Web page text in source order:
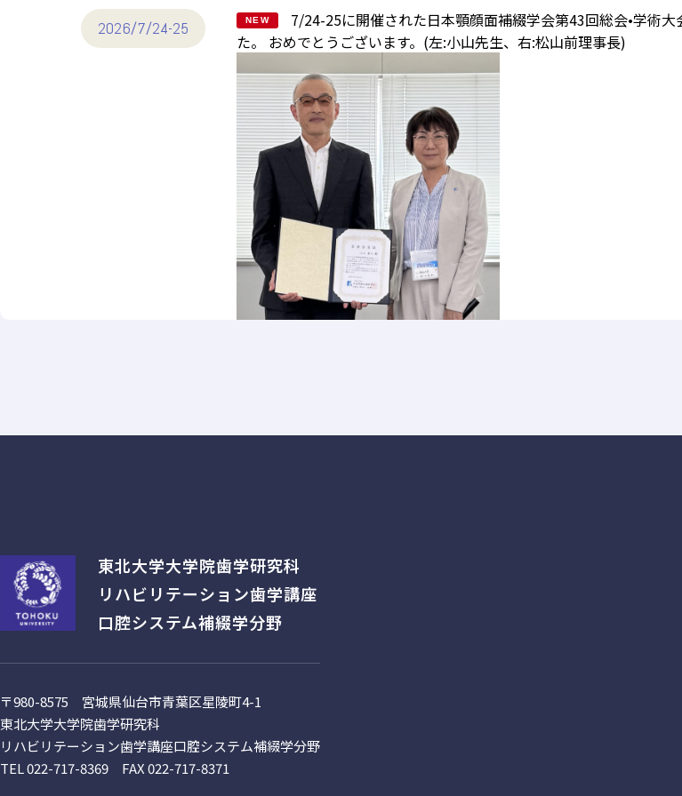
2026/7/24-25 NEW
7/24-25に開催された日本顎顔面補綴学会第43回総会•学術
た。 おめでとうございます。(左:小山先生、右:松山前理事長)
2026/7/24
2026/7/19-20
依田教授が、名古屋にて開催された第20回日本インプラント臨床研
なのか？〜顎口腔系の生体力学と力のコントロール〜」という演題
2026/7/15
mitsu, Nobuhiro Yoda & Toru Ogawa. One-year marginal bone
review and meta-analysis. International Journal of Implant
2026/6/25
東北大学大学院歯学研究科
リハビリテーション歯学講座
口腔システム補綴学分野
〒980-8575 宮城県仙台市青葉区星陵町4-1
東北大学大学院歯学研究科
リハビリテーション歯学講座口腔システム補綴学分野
TEL 022-717-8369 FAX 022-717-8371